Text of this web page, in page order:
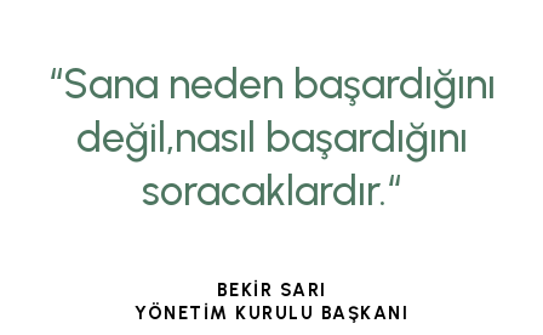
“Sana neden başardığını
değil,nasıl başardığını
soracaklardır.“
BEKİR SARI
YÖNETİM KURULU BAŞKANI